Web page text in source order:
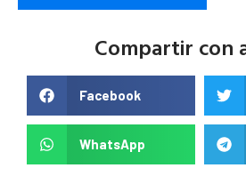
Compartir con
Facebook
WhatsApp